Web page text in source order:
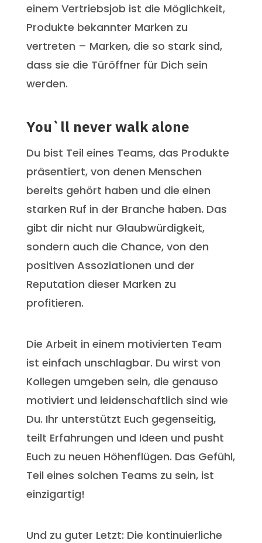
einem Vertriebsjob ist die Möglichkeit,
Produkte bekannter Marken zu
vertreten – Marken, die so stark sind,
dass sie die Türöffner für Dich sein
werden.
You`ll never walk alone
Du bist Teil eines Teams, das Produkte
präsentiert, von denen Menschen
bereits gehört haben und die einen
starken Ruf in der Branche haben. Das
gibt dir nicht nur Glaubwürdigkeit,
sondern auch die Chance, von den
positiven Assoziationen und der
Reputation dieser Marken zu
profitieren.
Die Arbeit in einem motivierten Team
ist einfach unschlagbar. Du wirst von
Kollegen umgeben sein, die genauso
motiviert und leidenschaftlich sind wie
Du. Ihr unterstützt Euch gegenseitig,
teilt Erfahrungen und Ideen und pusht
Euch zu neuen Höhenflügen. Das Gefühl,
Teil eines solchen Teams zu sein, ist
einzigartig!
Und zu guter Letzt: Die kontinuierliche